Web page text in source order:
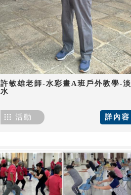
許敏雄老師-水彩畫A班戶外教學-淡
水
詳內容
活動